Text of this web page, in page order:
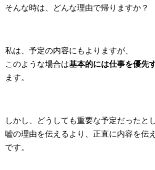
そんな時は、どんな理由で帰りますか？
私は、予定の内容にもよりますが、
このような場合は基本的には仕事を優先
ます。
しかし、どうしても重要な予定だったと
嘘の理由を伝えるより、正直に内容を伝
です。